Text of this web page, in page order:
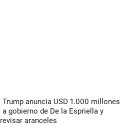
Trump anuncia USD 1.000 millones
a gobierno de De la Espriella y
aranceles